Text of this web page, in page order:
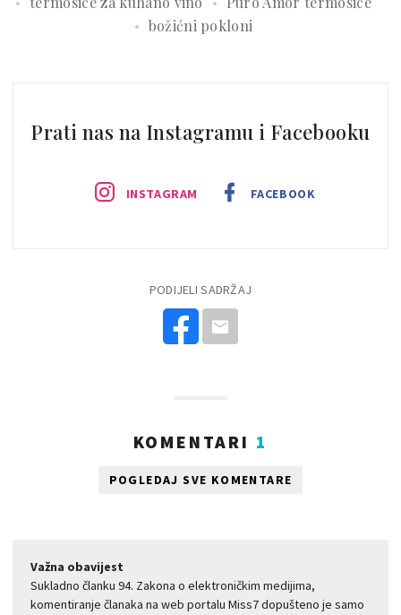
božićni pokloni
Prati nas na Instagramu i Facebooku
INSTAGRAM FACEBOOK
PODIJELI SADRŽAJ
KOMENTARI 1
POGLEDAJ SVE KOMENTARE
Važna obavijest
Sukladno članku 94. Zakona o elektroničkim medijima,
komentiranje članaka na web portalu Miss7 dopušteno je samo